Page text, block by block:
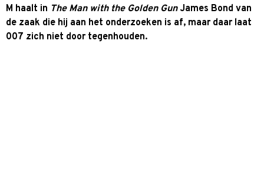
M haalt in The Man with the Golden GunJames Bond van
de zaak die hij aan het onderzoeken is af, maar daar laat
007 zich niet door tegenhouden.